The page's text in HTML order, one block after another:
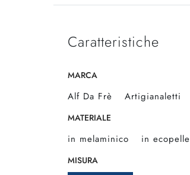
Caratteristiche
MARCA
Alf Da Frè Artigianaletti
MATERIALE
in melaminico in ecopelle
MISURA